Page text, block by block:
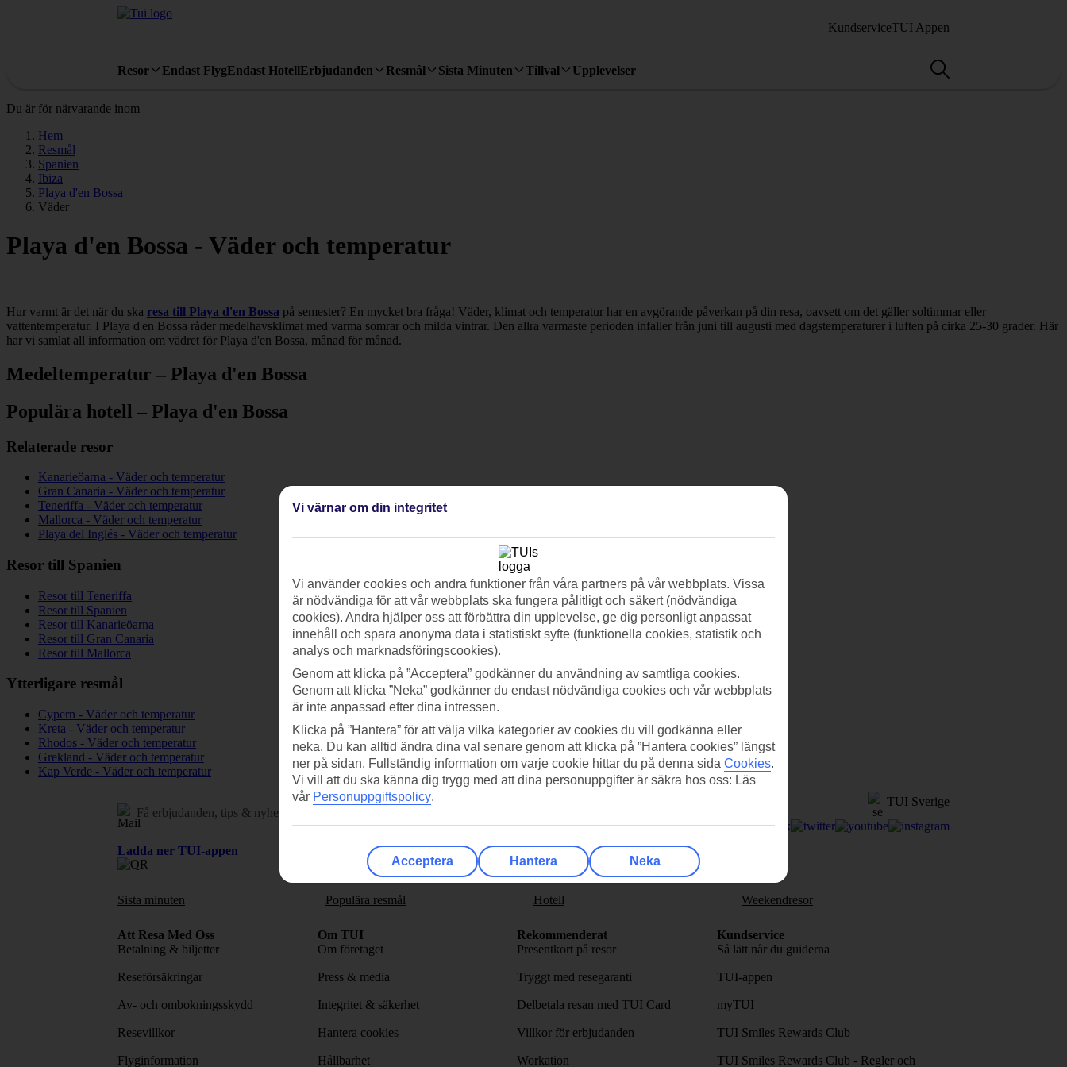
KundserviceTUI Appen
Resor Endast FlygEndast HotellErbjudanden Resmål Sista Minuten Tillval Upplevelser
Du är för närvarande inom
Hem
Resmål
Spanien
Ibiza
Playa d'en Bossa
Väder
Playa d'en Bossa - Väder och temperatur
Hur varmt är det när du ska resa till Playa d'en Bossa på semester? En mycket bra fråga! Väder, klimat och temperatur har en avgörande påverkan på din resa, oavsett om det gäller soltimmar eller
vattentemperatur. I Playa d'en Bossa råder medelhavsklimat med varma somrar och milda vintrar. Den allra varmaste perioden infaller från juni till augusti med dagstemperaturer i luften på cirka 25-30 grader. Här
har vi samlat all information om vädret för Playa d'en Bossa, månad för månad.
Medeltemperatur – Playa d'en Bossa
Populära hotell – Playa d'en Bossa
Relaterade resor
Kanarieöarna - Väder och temperatur
Gran Canaria - Väder och temperatur
Teneriffa - Väder och temperatur
Mallorca - Väder och temperatur
Playa del Inglés - Väder och temperatur
Resor till Spanien
Resor till Teneriffa
Resor till Spanien
Resor till Kanarieöarna
Resor till Gran Canaria
Resor till Mallorca
Ytterligare resmål
Cypern - Väder och temperatur
Kreta - Väder och temperatur
Rhodos - Väder och temperatur
Grekland - Väder och temperatur
Kap Verde - Väder och temperatur
Få erbjudanden, tips & nyheter.
TUI Sverige
Ladda ner TUI-appen
Sista minuten Populära resmål Hotell Weekendresor
Att Resa Med Oss
Betalning & biljetter
Reseförsäkringar
Av- och ombokningsskydd
Resevillkor
Flyginformation
Om TUI
Om företaget
Press & media
Integritet & säkerhet
Hantera cookies
Hållbarhet
Rekommenderat
Presentkort på resor
Tryggt med resegaranti
Delbetala resan med TUI Card
Villkor för erbjudanden
Workation
Kundservice
Så lätt når du guiderna
TUI-appen
myTUI
TUI Smiles Rewards Club
TUI Smiles Rewards Club - Regler och
Vi värnar om din integritet
Vi använder cookies och andra funktioner från våra partners på vår webbplats. Vissa
är nödvändiga för att vår webbplats ska fungera pålitligt och säkert (nödvändiga
cookies). Andra hjälper oss att förbättra din upplevelse, ge dig personligt anpassat
innehåll och spara anonyma data i statistiskt syfte (funktionella cookies, statistik och
analys och marknadsföringscookies).
Genom att klicka på ”Acceptera” godkänner du användning av samtliga cookies.
Genom att klicka ”Neka” godkänner du endast nödvändiga cookies och vår webbplats
är inte anpassad efter dina intressen.
Klicka på ”Hantera” för att välja vilka kategorier av cookies du vill godkänna eller
neka. Du kan alltid ändra dina val senare genom att klicka på ”Hantera cookies” längst
ner på sidan. Fullständig information om varje cookie hittar du på denna sida Cookies.
Vi vill att du ska känna dig trygg med att dina personuppgifter är säkra hos oss: Läs
vår Personuppgiftspolicy.
Acceptera Hantera Neka